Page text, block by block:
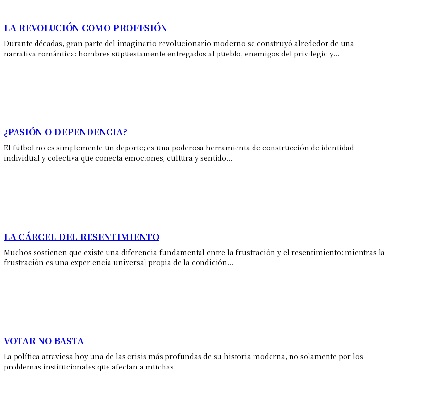
LA REVOLUCIÓN COMO PROFESIÓN
Durante décadas, gran parte del imaginario revolucionario moderno se construyó alrededor de una
narrativa romántica: hombres supuestamente entregados al pueblo, enemigos del privilegio y...
¿PASIÓN O DEPENDENCIA?
El fútbol no es simplemente un deporte; es una poderosa herramienta de construcción de identidad
individual y colectiva que conecta emociones, cultura y sentido...
LA CÁRCEL DEL RESENTIMIENTO
Muchos sostienen que existe una diferencia fundamental entre la frustración y el resentimiento: mientras la
frustración es una experiencia universal propia de la condición...
VOTAR NO BASTA
La política atraviesa hoy una de las crisis más profundas de su historia moderna, no solamente por los
problemas institucionales que afectan a muchas...